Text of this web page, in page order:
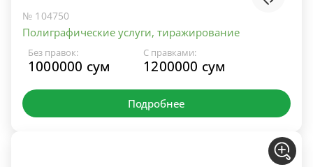
№ 104750
Полиграфические услуги, тиражирование
Без правок:
1000000 сум
С правками:
1200000 сум
Подробнее